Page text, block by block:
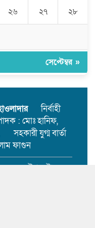
মেম্বার পদে প্রার্থী
তিনি।
করে ঘর নির্মাণ,যে
পারে বড় রকমের
করে হাতুড়ি পেটায়
আটক
২৬ ২৭ ২৮
সেপ্টেম্বর »
নির্বাহী
: মোঃ হানিফ,
সহকারী যুগ্ম বার্তা
ফাগুন
উপদেষ্টা: